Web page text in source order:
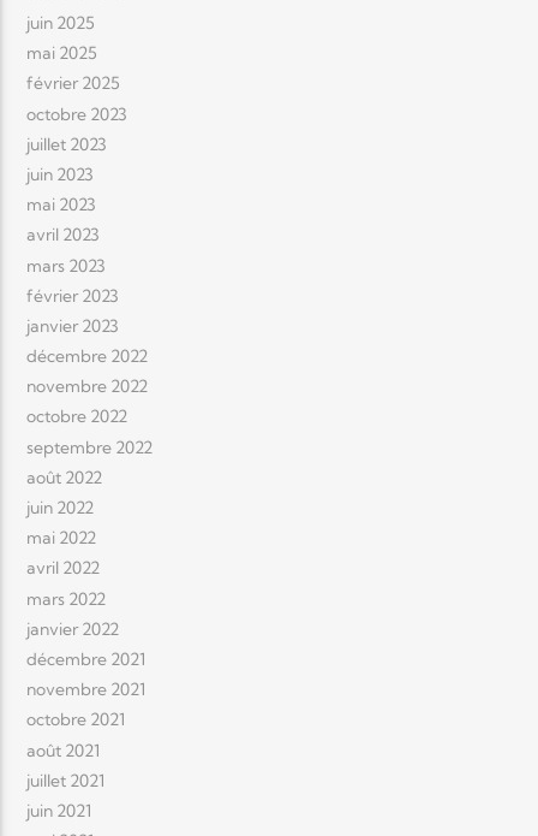
juin 2025
mai 2025
février 2025
octobre 2023
juillet 2023
juin 2023
mai 2023
avril 2023
mars 2023
février 2023
janvier 2023
décembre 2022
novembre 2022
octobre 2022
septembre 2022
août 2022
juin 2022
mai 2022
avril 2022
mars 2022
janvier 2022
décembre 2021
novembre 2021
octobre 2021
août 2021
juillet 2021
juin 2021